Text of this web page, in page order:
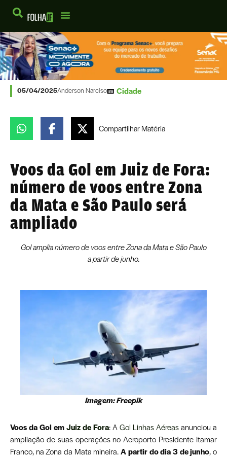
05/04/2025Anderson Narciso Cidade
CompartilharMatéria
Voos da Gol em Juiz de Fora:
número de voos entre Zona
da Mata e São Paulo será
ampliado
Gol amplia número de voos entre Zona da Mata e São Paulo
a partir de junho.
Imagem: Freepik
Voos da Gol emJuiz de Fora: AGol Linhas Aéreasanunciou a
ampliação de suas operações no Aeroporto Presidente Itamar
Franco, na Zona da Mata mineira.A partir do dia 3 de junho, o